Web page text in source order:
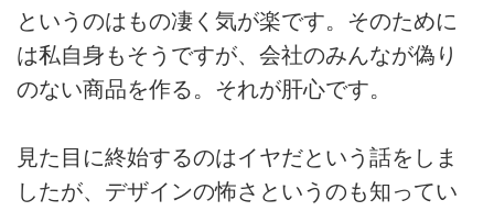
というのはもの凄く気が楽です。そのために
は私自身もそうですが、会社のみんなが偽り
のない商品を作る。それが肝心です。
見た目に終始するのはイヤだという話をしま
したが、デザインの怖さというのも知ってい